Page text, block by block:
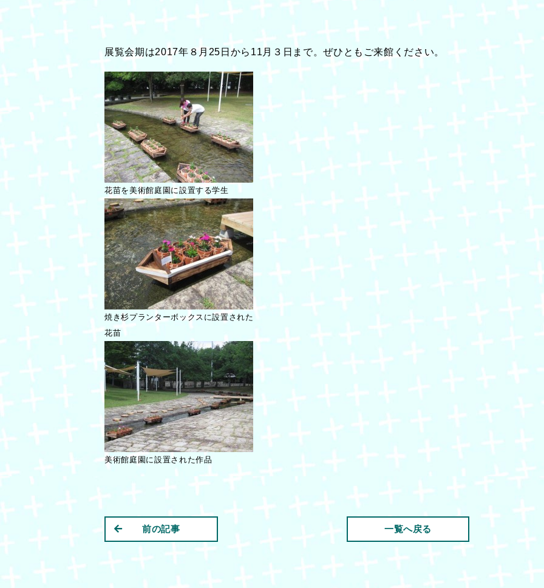
展覧会期は2017年８月25日から11月３日まで。ぜひともご来館ください。
花苗を美術館庭園に設置する学生
焼き杉プランターボックスに設置された
花苗
美術館庭園に設置された作品
一覧へ戻る
前の記事